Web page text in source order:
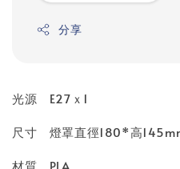
分享
光源 E27ｘ1
尺寸 燈罩直徑180*高
材質 PLA